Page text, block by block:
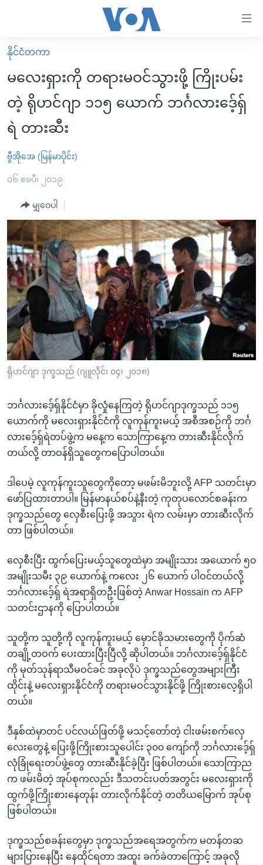
လွယ်ကူ
စေ
သည့်
Link
များ
ပင်မ
အကြောင်းအရာ
ကျော်
ကြည့်
ရန်
ပင်မ
အ
ညွန်း
စာမျက်နှာ
သို့
ကျော်
ကြည့်
ရန်
ရှာဖွေ
နေရာ
သို့
ကျော်
ရန်
မူလစာမျက်နှာ
မြန်မာ
ကမ္ဘာ့သတင်းများ
နိုင်ငံတကာ
အစ္စရေး-ပါလက်စတိုင်း
ဗွီဒီယို
အင်္ဂလိပ်စာလေ့လာမယ်
အမေရိကန်သုံးအီဒီယံ
မကြေးမုံရဲ့ အင်္ဂလိပ်စာ
ရုပ်ရှင်ထဲက အင်္ဂလိပ်စာ
သုတပဒေသာ အင်္ဂလိပ်စာ
အပတ်စဉ်ကဏ္ဍများ
ရေဒီယို
တီဗွီ
ရေဒီယိုနှင့်ရုပ်သံ အချက်အလက်များ
ရေဒီယို/တီဗွီအစီအစဉ်
Learning English
ဗွီအိုအေ လူမှုကွန်ယက်များ
ဘာသာစကားများ
နိုင်ငံတကာ
မလေးရှားကို တရားမဝင်သွားဖို့ ကြိုးပမ်း
တဲ့ ရိုဟင်ဂျာ ၁၁၅ ယောက် ဘင်္ဂလားဒေ့်ရှ်
ရဲ တားဆီး
ဗွီအိုအေ (မြန်မာပိုင်း)
၀၆ ဧၿပီ၊ ၂၀၁၉
မျှဝေပါ
ရိုဟင်ဂျာ ဒုက္ခသည် (ဂျူလိုင်၊ ၀၄၊ ၂၀၁၈)
ဘင်္ဂလားဒေ့်ရှ်နိုင်ငံမှာ ခိုလှုံနေကြတဲ့ ရိုဟင်ဂျာဒုက္ခသည် ၁၁၅
ယောက်ကို မလေးရှားနိုင်ငံကို လူကုန်ကူးမယ့် အစီအစဉ်ကို ဘင်္ဂ
လားဒေ့်ရှ်ရဲတပ်ဖွဲ့က မနေ့က သောကြာနေ့က တားဆီးနိုင်လိုက်
တယ်လို့ တာဝန်ရှိသူတွေကပြောပါတယ်။
ဒါပေမဲ့ လူကုန်ကူးသူတွေကိုတော့ မဖမ်းမိဘူးလို့ AFP သတင်းမှာ
ဖော်ပြထားတာပါ။ မြန်မာနယ်စပ်နဲ့နီးတဲ့ ကုတုပလောင်စခန်းက
ဒုက္ခသည်တွေ လှေစီးပြေးဖို့ အသွား ရဲက လမ်းမှာ တားဆီးလိုက်
တာ ဖြစ်ပါတယ်။
လှေစီးပြီး ထွက်ပြေးမယ့်သူတွေထဲမှာ အမျိုးသား အယောက် ၅၀
အမျိုးသမီး ၃၉ ယောက်နဲ့ ကလေး ၂၆ ယောက် ပါဝင်တယ်လို့
ဘင်္ဂလားဒေ့်ရှ် ရဲအရာရှိတဦးဖြစ်တဲ့ Anwar Hossain က AFP
သတင်းဌာနကို ပြောပါတယ်။
သူတို့က သူတို့ကို လူကုန်ကူးမယ့် မှောင်ခိုသမားတွေကို ပိုက်ဆံ
တချို့တဝက် ပေးထားပြီးပြီလို့ ဆိုပါတယ်။ ဘင်္ဂလားဒေ့်ရှ်နိုင်ငံ
ကို မုတ်သုန်ရာသီမဝင်ခင် အခုလိုပဲ ဒုက္ခသည်တွေအများကြီး
ထိုင်းနဲ့ မလေးရှားနိုင်ငံကို တရားမဝင်သွားနိုင်ဖို့ ကြိုးစားလေ့ရှိပါ
တယ်။
ဒီနှစ်ထဲမှာတင် ပင်လယ်ဖြတ်ဖို့ မသင့်တော်တဲ့ ငါးဖမ်းစက်လှေ
လေးတွေနဲ့ ပြေးဖို့ကြိုးစားသူပေါင်း ၃၀၀ ကျော်ကို ဘင်္ဂလားဒေ့်ရှ်
လုံခြုံရေးတပ်ဖွဲ့တွေ တားဆီးနိုင်ခဲ့ပြီး ဖြစ်ပါတယ်။ သောကြာည
က ဖမ်းမိတဲ့ အုပ်စုကလည်း ဒီသတင်းပတ်အတွင်း မလေးရှားကို
ထွက်ဖို့ကြိုးစားနေတုန်း တားလိုက်နိုင်တဲ့ တတိယမြောက် အုပ်စု
ဖြစ်ပါတယ်။
ဒုက္ခသည်စခန်းတွေမှာ ဒုက္ခသည်အရေအတွက်က မတန်တဆ
များပြားနေပြီး နေထိုင်ရတာ အထူး ခက်ခဲတာကြောင့် အခုလို